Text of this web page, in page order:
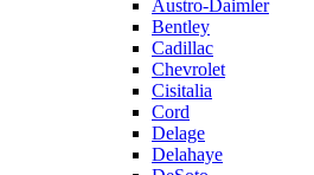
Austro-Daimler
Bentley
Cadillac
Chevrolet
Cisitalia
Cord
Delage
Delahaye